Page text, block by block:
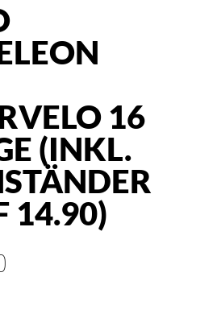
16
(INKL.
14.90)